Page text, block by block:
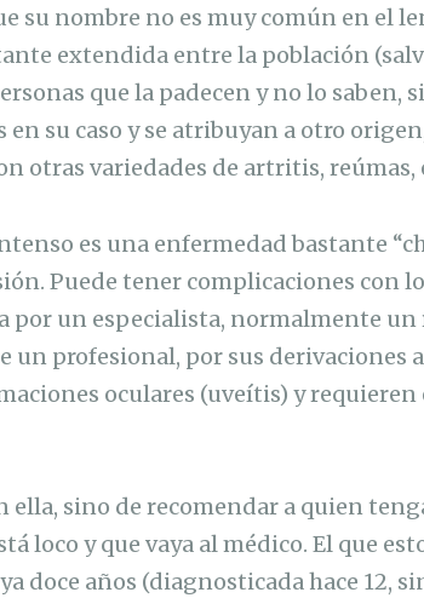
su nombre no es muy común en el
extendida entre la población
que la padecen y no lo saben,
en su caso y se atribuyan a otro
otras variedades de artritis, reúmas,
es una enfermedad bastante
Puede tener complicaciones con
por un especialista, normalmente
un profesional, por sus derivaciones
oculares (uveítis) y
ella, sino de recomendar a quien
loco y que vaya al médico. El que
doce años (diagnosticada hace 12,